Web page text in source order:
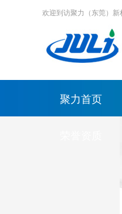
欢迎到访聚力（东莞）
聚力首页